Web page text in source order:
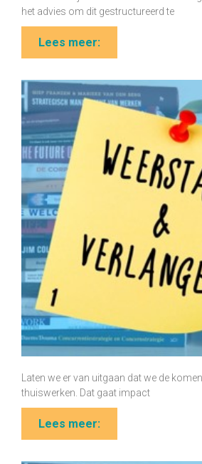
het advies om dit gestructureerd te
Lees meer:
Laten we er van uitgaan dat we de
thuiswerken. Dat gaat impact
Lees meer: